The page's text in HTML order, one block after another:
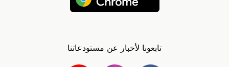
تابعونا لأخبار عن مستودعاتنا